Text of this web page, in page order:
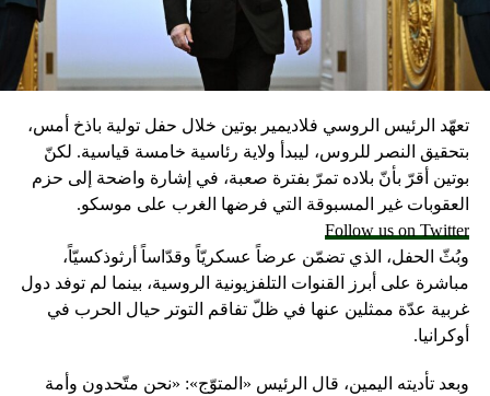
تعهّد الرئيس الروسي فلاديمير بوتين خلال حفل تولية باذخ أمس،
بتحقيق النصر للروس، ليبدأ ولاية رئاسية خامسة قياسية. لكنّ
بوتين أقرّ بأنّ بلاده تمرّ بفترة صعبة، في إشارة واضحة إلى حزم
العقوبات غير المسبوقة التي فرضها الغرب على موسكو.
Follow us on Twitter
وبُثّ الحفل، الذي تضمّن عرضاً عسكريّاً وقدّاساً أرثوذكسيّاً،
مباشرة على أبرز القنوات التلفزيونية الروسية، بينما لم توفد دول
غربية عدّة ممثلين عنها في ظلّ تفاقم التوتر حيال الحرب في
أوكرانيا.
وبعد تأديته اليمين، قال الرئيس «المتوّج»: «نحن متّحدون وأمة